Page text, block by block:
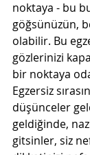
noktaya - bu
göğsünüzün,
olabilir. Bu
gözlerinizi
bir noktaya
Egzersiz
düşünceler
geldiğinde,
gitsinler, siz